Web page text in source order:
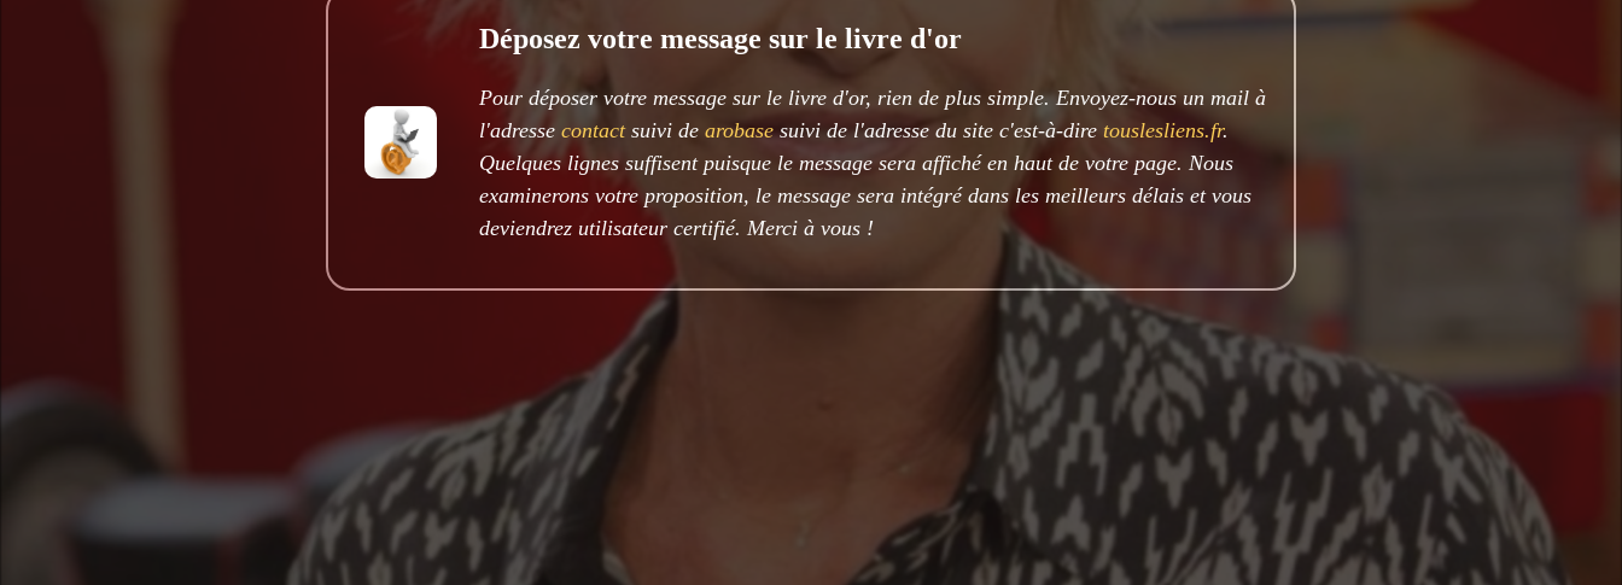
Déposez votre message sur le livre d'or
Pour déposer votre message sur le livre d'or, rien de plus simple. Envoyez-nous un mail à
l'adresse contactsuivi de arobase suivi de l'adresse du site c'est-à-dire touslesliens.fr.
Quelques lignes suffisent puisque le message sera affiché en haut de votre page. Nous
examinerons votre proposition, le message sera intégré dans les meilleurs délais et vous
deviendrez utilisateur certifié. Merci à vous !